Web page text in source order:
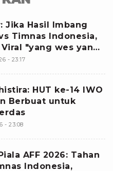
Jika Hasil Imbang
Timnas Indonesia,
"yang wes yang",
dan Nakes
- 23:17
HUT ke-14 IWO
Berbuat untuk
- 23:08
AFF 2026: Tahan
Indonesia,